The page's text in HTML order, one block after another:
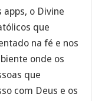
apps, o Divine
que
na fé e nos
onde os
que
com Deus e os